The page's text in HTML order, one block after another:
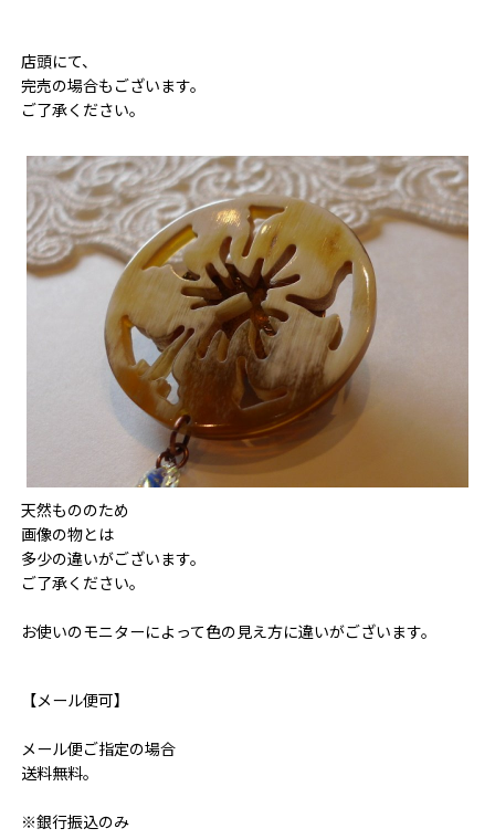
店頭にて、
完売の場合もございます。
ご了承ください。
天然もののため
画像の物とは
多少の違いがございます。
ご了承ください。
お使いのモニターによって色の見え方に違いがございます。
【メール便可】
メール便ご指定の場合
送料無料。
※銀行振込のみ